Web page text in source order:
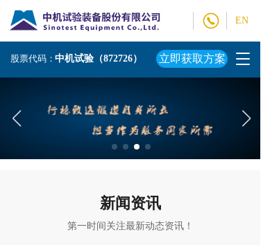
EN
T
l
e
a
股票代码：中机试验（872726） 立即获取方案
新闻资讯
第一时间关注最新动态资讯！